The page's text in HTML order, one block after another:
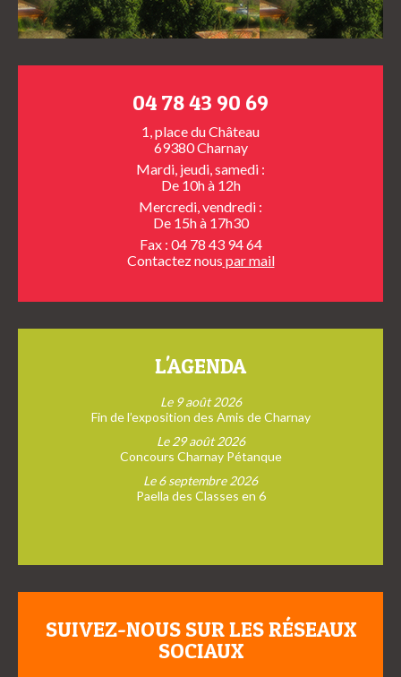
04 78 43 90 69
1, place du Château
69380 Charnay
Mardi, jeudi, samedi :
De 10h à 12h
Mercredi, vendredi :
De 15h à 17h30
Fax : 04 78 43 94 64
Contactez nous par mail
L'AGENDA
Le 9 août 2026
Fin de l’exposition des Amis de Charnay
Le 29 août 2026
Concours Charnay Pétanque
Le 6 septembre 2026
Paella des Classes en 6
SUIVEZ-NOUS SUR LES RÉSEAUX
SOCIAUX